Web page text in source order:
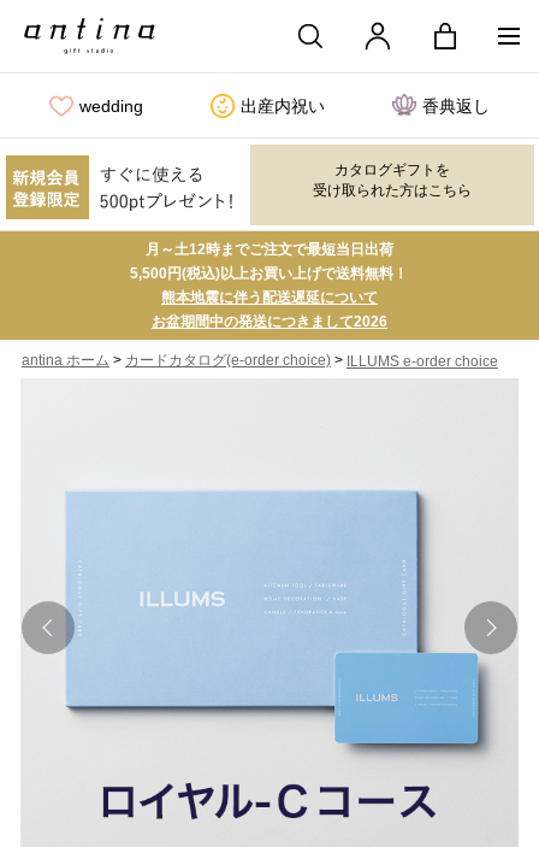
wedding 出産内祝い 香典返し
カタログギフトを
受け取られた方はこちら
月～土12時までご注文で最短当日出荷
5,500円(税込)以上お買い上げで送料無料！
熊本地震に伴う配送遅延について
お盆期間中の発送につきまして2026
antina ホーム > カードカタログ(e-order choice)> ILLUMS e-order choice